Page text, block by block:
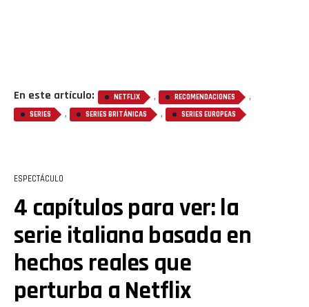
En este artículo: NETFLIX , RECOMENDACIONES ,
SERIES , SERIES BRITÁNICAS , SERIES EUROPEAS
ESPECTÁCULO
4 capítulos para ver: la
serie italiana basada en
hechos reales que
perturba a Netflix